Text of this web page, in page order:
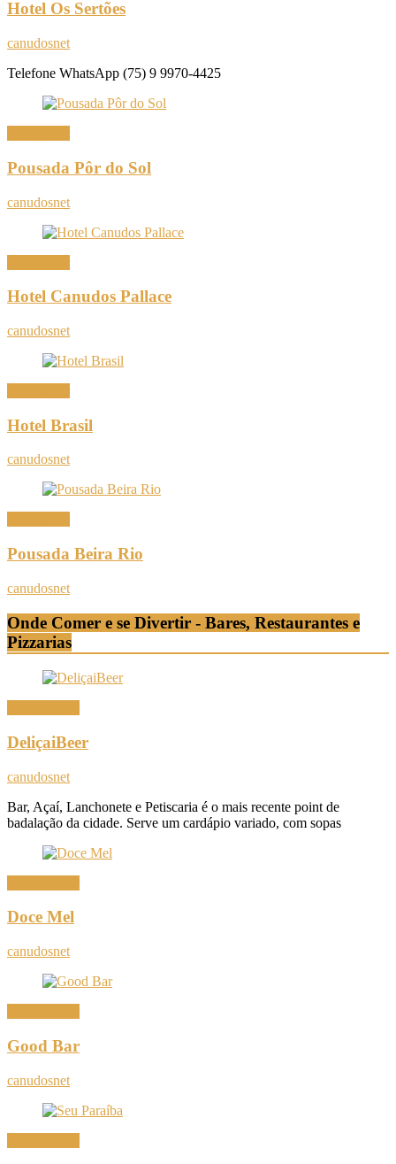
Hotel Os Sertões
canudosnet
Telefone WhatsApp (75) 9 9970-4425
Pousada Pôr do Sol
canudosnet
Hotel Canudos Pallace
canudosnet
Hotel Brasil
canudosnet
Pousada Beira Rio
canudosnet
Onde Comer e se Divertir - Bares, Restaurantes e
Pizzarias
DeliçaiBeer
canudosnet
Bar, Açaí, Lanchonete e Petiscaria é o mais recente point de
badalação da cidade. Serve um cardápio variado, com sopas
Doce Mel
canudosnet
Good Bar
canudosnet